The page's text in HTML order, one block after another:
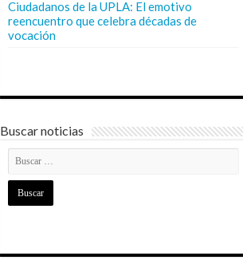
Ciudadanos de la UPLA: El emotivo
reencuentro que celebra décadas de
vocación
Buscar noticias